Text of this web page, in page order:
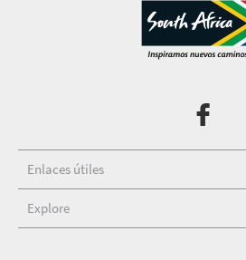
Enlaces útiles
Explore